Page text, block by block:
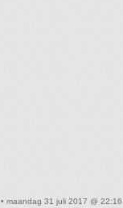
• maandag 31 juli 2017 @ 22:16